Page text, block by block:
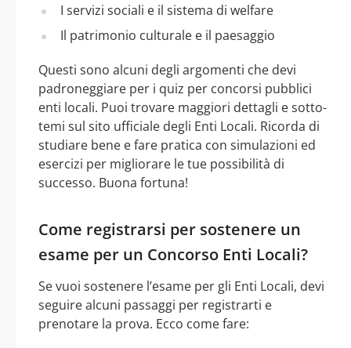
I servizi sociali e il sistema di welfare
Il patrimonio culturale e il paesaggio
Questi sono alcuni degli argomenti che devi
padroneggiare per i quiz per concorsi pubblici
enti locali. Puoi trovare maggiori dettagli e sotto-
temi sul sito ufficiale degli Enti Locali. Ricorda di
studiare bene e fare pratica con simulazioni ed
esercizi per migliorare le tue possibilità di
successo. Buona fortuna!
Come registrarsi per sostenere un
esame per un Concorso Enti Locali?
Se vuoi sostenere l’esame per gli Enti Locali, devi
seguire alcuni passaggi per registrarti e
prenotare la prova. Ecco come fare: